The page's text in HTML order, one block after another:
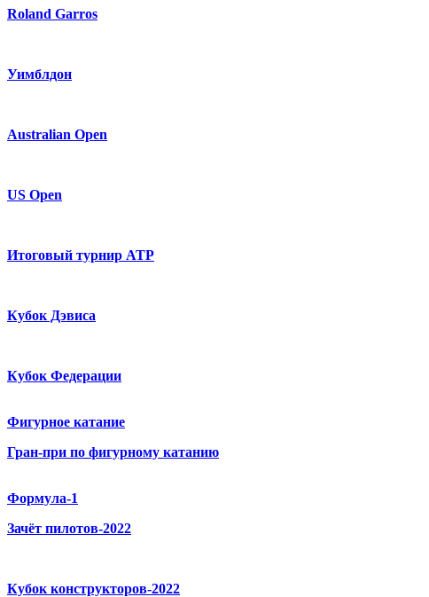
Roland Garros
Уимблдон
Australian Open
US Open
Итоговый турнир ATP
Кубок Дэвиса
Кубок Федерации
Фигурное катание
Гран-при по фигурному катанию
Формула-1
Зачёт пилотов-2022
Кубок конструкторов-2022